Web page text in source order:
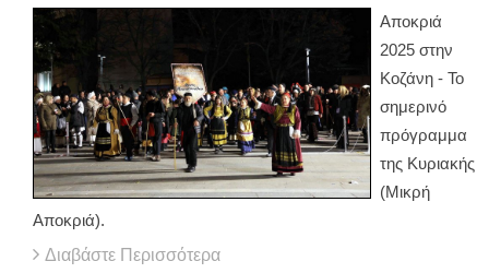
Αποκριά
2025 στην
Κοζάνη - Το
σημερινό
πρόγραμμα
της Κυριακής
(Μικρή
Αποκριά).
Διαβάστε Περισσότερα